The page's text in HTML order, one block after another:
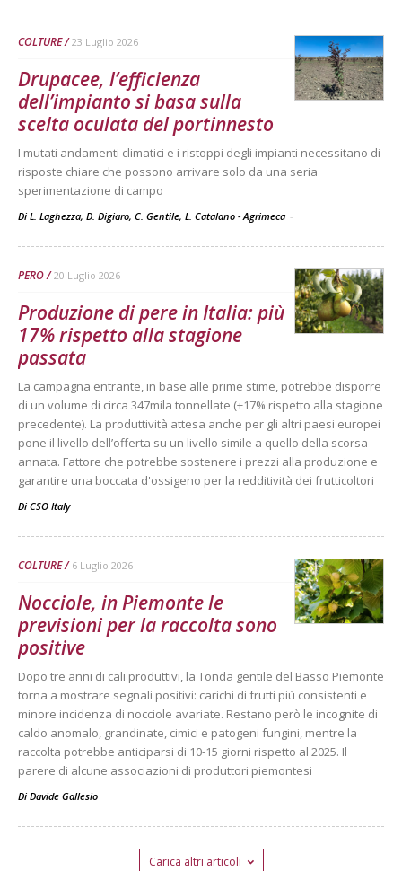
COLTURE 23 Luglio 2026
Drupacee, l’efficienza
dell’impianto si basa sulla
scelta oculata del portinnesto
I mutati andamenti climatici e i ristoppi degli impianti necessitano di
risposte chiare che possono arrivare solo da una seria
sperimentazione di campo
Di L. Laghezza, D. Digiaro, C. Gentile, L. Catalano - Agrimeca -
PERO 20 Luglio 2026
Produzione di pere in Italia: più
17% rispetto alla stagione
passata
La campagna entrante, in base alle prime stime, potrebbe disporre
di un volume di circa 347mila tonnellate (+17% rispetto alla stagione
precedente). La produttività attesa anche per gli altri paesi europei
pone il livello dell’offerta su un livello simile a quello della scorsa
annata. Fattore che potrebbe sostenere i prezzi alla produzione e
garantire una boccata d'ossigeno per la redditività dei frutticoltori
Di CSO Italy
COLTURE 6 Luglio 2026
Nocciole, in Piemonte le
previsioni per la raccolta sono
positive
Dopo tre anni di cali produttivi, la Tonda gentile del Basso Piemonte
torna a mostrare segnali positivi: carichi di frutti più consistenti e
minore incidenza di nocciole avariate. Restano però le incognite di
caldo anomalo, grandinate, cimici e patogeni fungini, mentre la
raccolta potrebbe anticiparsi di 10-15 giorni rispetto al 2025. Il
parere di alcune associazioni di produttori piemontesi
Di Davide Gallesio
Carica altri articoli